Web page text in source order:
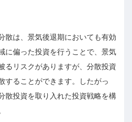
散は、景気後退期においても有効
に偏った投資を行うことで、景気
るリスクがありますが、分散投資
することができます。したがっ
散投資を取り入れた投資戦略を構